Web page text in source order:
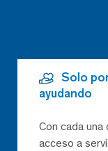
Solo
ayudando
Con cada
acceso a